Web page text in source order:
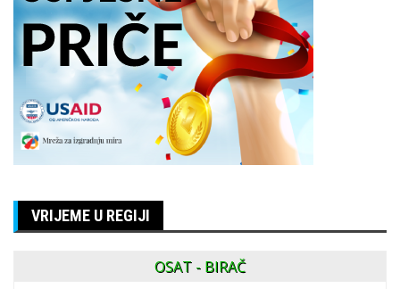
VRIJEME U REGIJI
OSAT - BIRAČ